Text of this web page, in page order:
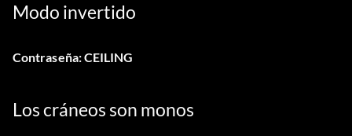
Modo invertido
Contraseña: CEILING
Los cráneos son monos